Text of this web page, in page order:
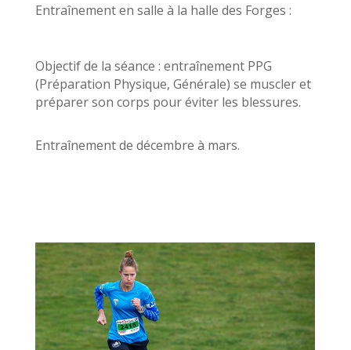
Entraînement en salle à la halle des Forges :
Objectif de la séance : entraînement PPG
(Préparation Physique, Générale) se muscler et
préparer son corps pour éviter les blessures.
Entraînement de décembre à mars.